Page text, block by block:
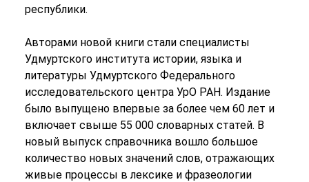
республики.
Авторами новой книги стали специалисты
Удмуртского института истории, языка и
литературы Удмуртского Федерального
исследовательского центра УрО РАН. Издание
было выпущено впервые за более чем 60 лет и
включает свыше 55 000 словарных статей. В
новый выпуск справочника вошло большое
количество новых значений слов, отражающих
живые процессы в лексике и фразеологии